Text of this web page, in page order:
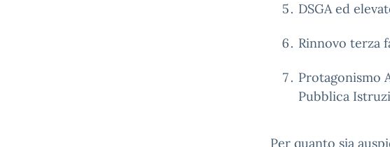
DSGA ed
Rinnovo terza
Protagonismo
Pubblica
Per quanto sia